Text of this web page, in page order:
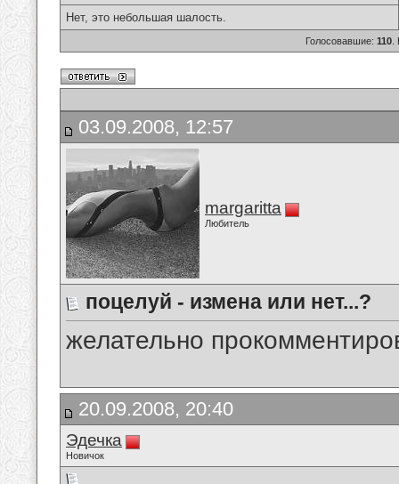
Нет, это небольшая шалость.
Голосовавшие: 110
03.09.2008, 12:57
margaritta
Любитель
поцелуй - измена или нет...?
желательно
20.09.2008, 20:40
Эдечка
Новичок